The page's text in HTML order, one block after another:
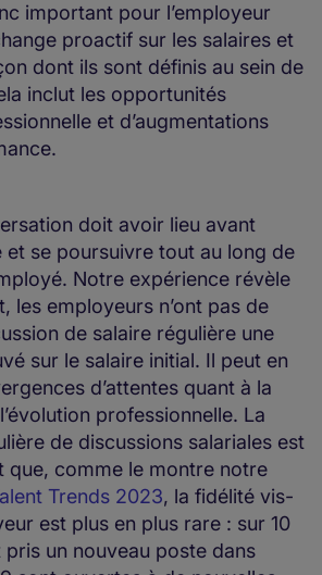
important pour l’employeur
proactif sur les salaires et
dont ils sont définis au sein de
inclut les opportunités
et d’augmentations
doit avoir lieu avant
et se poursuivre tout au long de
Notre expérience révèle
les employeurs n’ont pas de
de salaire régulière une
sur le salaire initial. Il peut en
d’attentes quant à la
professionnelle. La
de discussions salariales est
que, comme le montre notre
Trends 2023, la fidélité vis-
est plus en plus rare : sur 10
un nouveau poste dans